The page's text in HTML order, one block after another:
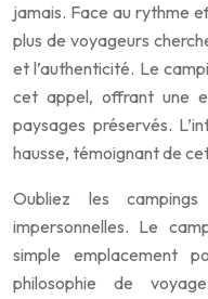
jamais. Face au rythme
plus de voyageurs
et l’authenticité. Le
cet appel, offrant une
paysages préservés.
hausse, témoignant de
Oubliez les
impersonnelles. Le
simple emplacement
philosophie de